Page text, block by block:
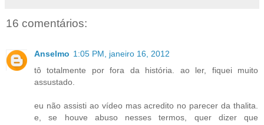
16 comentários:
Anselmo 1:05 PM, janeiro 16, 2012
tô totalmente por fora da história. ao ler, fiquei muito
assustado.
eu não assisti ao vídeo mas acredito no parecer da thalita.
e, se houve abuso nesses termos, quer dizer que